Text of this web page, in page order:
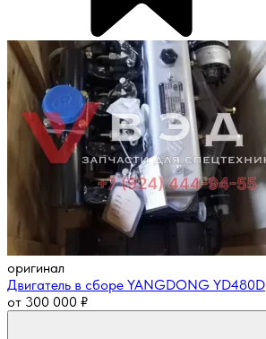
оригинал
Двигатель в сборе YANGDONG YD480D
от 300 000 ₽